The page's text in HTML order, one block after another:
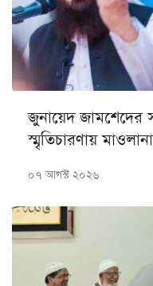
জুনায়েদ জামশেদের
স্মৃতিচারণায়
০৭ আগস্ট ২০২৬